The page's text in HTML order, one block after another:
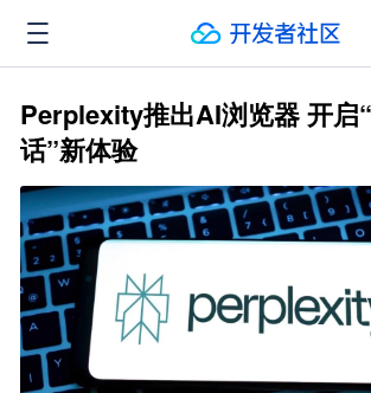
Perplexity推出AI浏览器 开启
话”新体验